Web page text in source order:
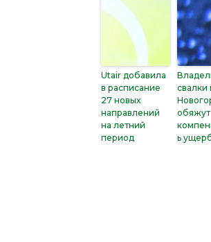
Utair добавила
в расписание
27 новых
направлений
на летний
период
свалки
обяжут
ь